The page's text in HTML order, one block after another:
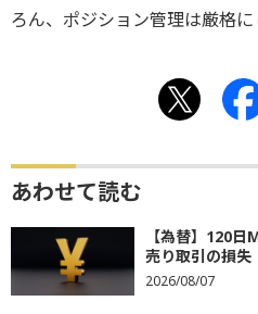
ろん、ポジション管理は厳格に
あわせて読む
【為替】120
売り取引の損失
2026/08/07